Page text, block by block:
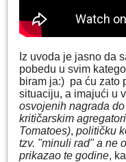
Iz uvoda je jasno da
pobedu u svim
biram ja:) pa ću zato
situaciju, a imajući u
osvojenih nagrada
kritičarskim
Tomatoes), političku
tzv. "minuli rad" a ne
prikazao te godine,